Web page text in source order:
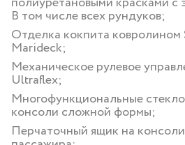
В том числе всех рундуков;
Отделка кокпита ковролином
Marideck;
Механическое рулевое
Ultraflex;
Многофункциональные
консоли сложной формы;
Перчаточный ящик на